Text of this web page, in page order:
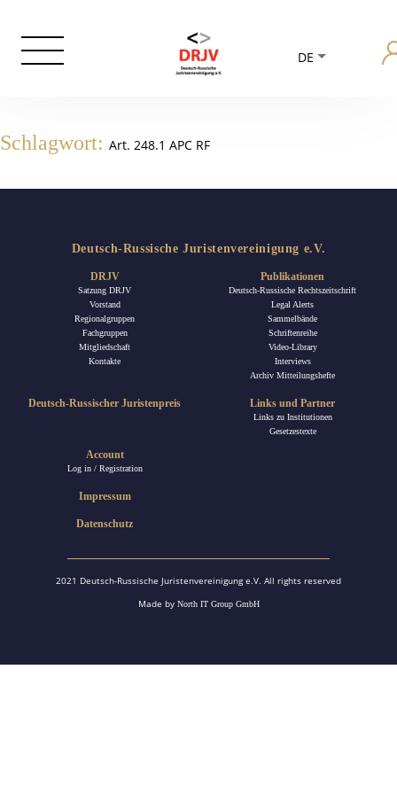
DE
Schlagwort: Art. 248.1 APC RF
Deutsch-Russische Juristenvereinigung e.V.
DRJV
Satzung DRJV
Vorstand
Regionalgruppen
Fachgruppen
Mitgliedschaft
Kontakte
Publikationen
Deutsch-Russische Rechtszeitschrift
Legal Alerts
Sammelbände
Schriftenreihe
Video-Library
Interviews
Archiv Mitteilungshefte
Deutsch-Russischer Juristenpreis
Account
Log in / Registration
Links und Partner
Links zu Institutionen
Gesetzestexte
Impressum
Datenschutz
2021 Deutsch-Russische Juristenvereinigung e.V. All rights reserved
Made by North IT Group GmbH